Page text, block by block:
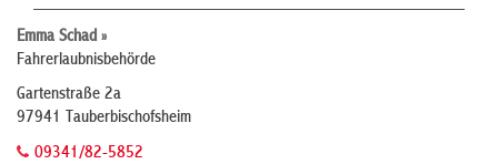
Emma Schad »
Fahrerlaubnisbehörde
Gartenstraße 2a
97941 Tauberbischofsheim
09341/82-5852